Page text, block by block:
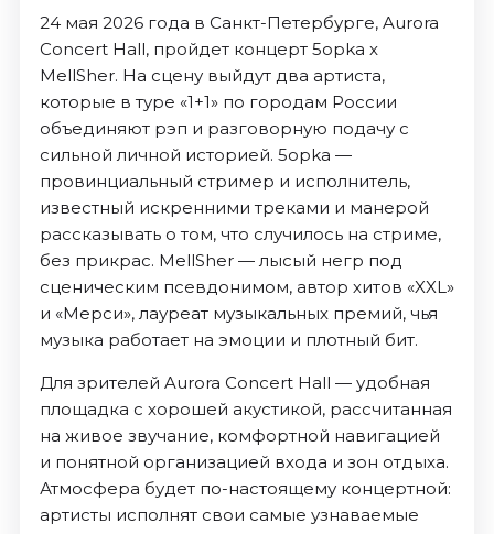
24 мая 2026 года в Санкт-Петербурге, Aurora
Concert Hall, пройдет концерт 5opka x
MellSher. На сцену выйдут два артиста,
которые в туре «1+1» по городам России
объединяют рэп и разговорную подачу с
сильной личной историей. 5opka —
провинциальный стример и исполнитель,
известный искренними треками и манерой
рассказывать о том, что случилось на стриме,
без прикрас. MellSher — лысый негр под
сценическим псевдонимом, автор хитов «XXL»
и «Мерси», лауреат музыкальных премий, чья
музыка работает на эмоции и плотный бит.
Для зрителей Aurora Concert Hall — удобная
площадка с хорошей акустикой, рассчитанная
на живое звучание, комфортной навигацией
и понятной организацией входа и зон отдыха.
Атмосфера будет по-настоящему концертной:
артисты исполнят свои самые узнаваемые